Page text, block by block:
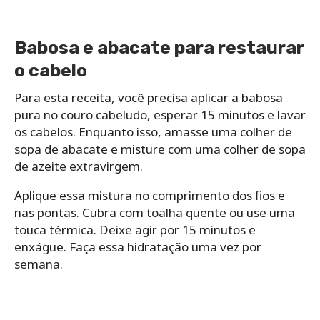
Babosa e abacate para restaurar
o cabelo
Para esta receita, você precisa aplicar a babosa
pura no couro cabeludo, esperar 15 minutos e lavar
os cabelos. Enquanto isso, amasse uma colher de
sopa de abacate e misture com uma colher de sopa
de azeite extravirgem.
Aplique essa mistura no comprimento dos fios e
nas pontas. Cubra com toalha quente ou use uma
touca térmica. Deixe agir por 15 minutos e
enxágue. Faça essa hidratação uma vez por
semana.